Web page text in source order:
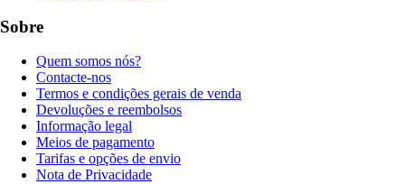
Sobre
Quem somos nós?
Contacte-nos
Termos e condições gerais de venda
Devoluções e reembolsos
Informação legal
Meios de pagamento
Tarifas e opções de envio
Nota de Privacidade